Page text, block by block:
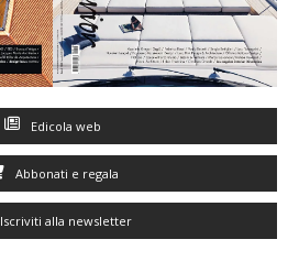
Edicola web
Abbonati e regala
Iscriviti alla newsletter